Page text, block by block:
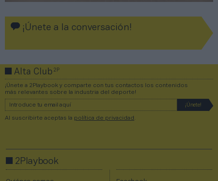
¡Únete a la conversación!
Alta Club2P
¡Únete a 2Playbook y comparte con tus contactos los contenidos
más relevantes sobre la industria del deporte!
Al suscribirte aceptas la política de privacidad
2Playbook